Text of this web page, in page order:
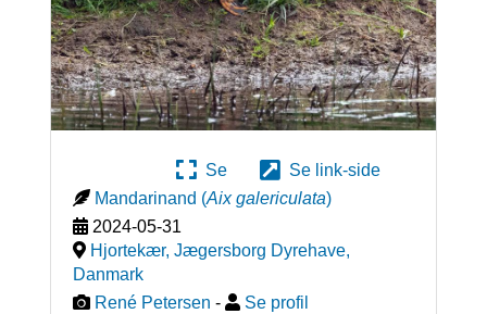
Se
Se link-side
Mandarinand (Aix galericulata)
2024-05-31
Hjortekær, Jægersborg Dyrehave,
Danmark
René Petersen - Se profil